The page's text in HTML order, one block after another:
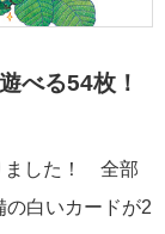
べる54枚！
ました！ 全部
白いカードが2